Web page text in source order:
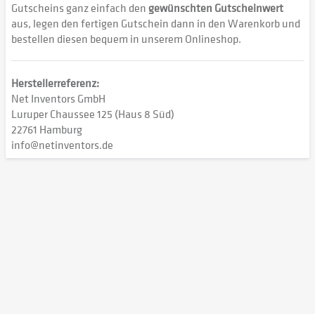
Gutscheins ganz einfach dengewünschten Gutscheinwert
aus, legen den fertigen Gutschein dann in den Warenkorb und
bestellen diesen bequem in unserem Onlineshop.
Herstellerreferenz:
Net Inventors GmbH
Luruper Chaussee 125 (Haus 8 Süd)
22761 Hamburg
info@netinventors.de